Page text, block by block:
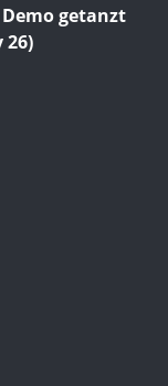
getanzt
26)